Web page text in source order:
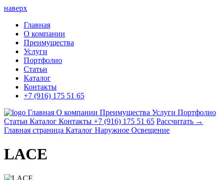
наверх
Главная
О компании
Преимущества
Услуги
Портфолио
Статьи
Каталог
Контакты
+7 (916) 175 51 65
Главная О компании Преимущества Услуги Портфолио
Статьи Каталог Контакты +7 (916) 175 51 65 Рассчитать →
Главная страница Каталог Наружное Освещение
LACE